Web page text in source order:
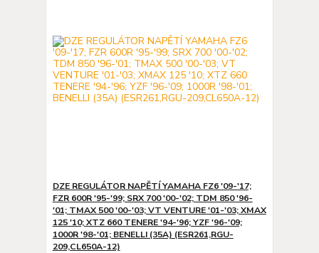
DZE REGULÁTOR NAPĚTÍ YAMAHA FZ6 '09-'17;
FZR 600R '95-'99; SRX 700 '00-'02; TDM 850 '96-
'01; TMAX 500 '00-'03; VT VENTURE '01-'03; XMAX
125 '10; XTZ 660 TENERE '94-'96; YZF '96-'09;
1000R '98-'01; BENELLI (35A) (ESR261,RGU-
209,CL650A-12)